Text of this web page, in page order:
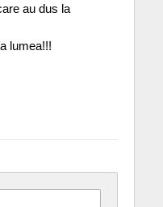
au dus la
lumea!!!